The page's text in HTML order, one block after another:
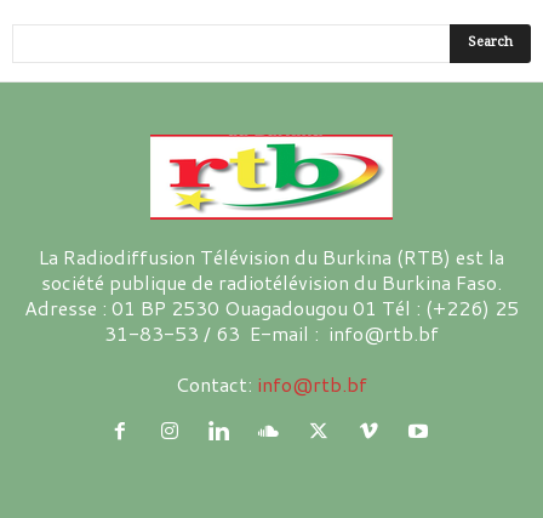
La Radiodiffusion Télévision du Burkina (RTB) est la
société publique de radiotélévision du Burkina Faso.
Adresse : 01 BP 2530 Ouagadougou 01 Tél : (+226) 25
31-83-53 / 63 E-mail : info@rtb.bf
Contact: info@rtb.bf